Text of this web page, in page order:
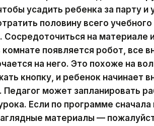
усадить ребенка за парту и
половину всего учебного
Сосредоточиться на материале
комнате появляется робот, все
на него. Это похоже на
кнопку, и ребенок начинает
Педагог может запланировать
Если по программе сначала
материалы —